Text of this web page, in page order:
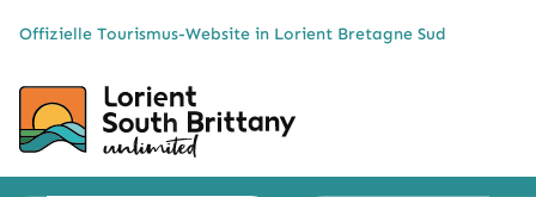
Offizielle Tourismus-Website in Lorient Bretagne Sud